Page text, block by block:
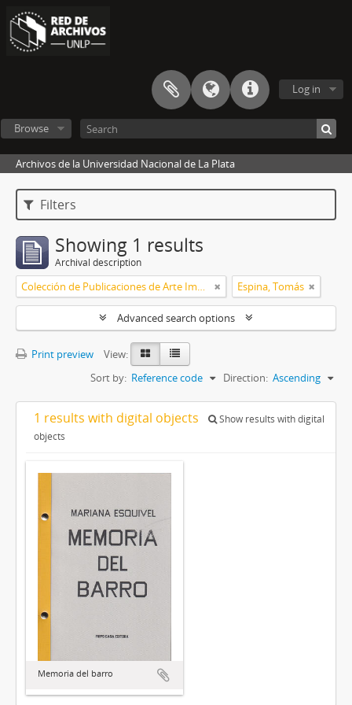
Log in
Browse
Archivos de la Universidad Nacional de La Plata
Filters
Showing 1 results
Archival description
Colección de Publicaciones de Arte Impreso Espina, Tomás
Advanced search options
Print preview
View:
Sort by: Reference code Direction: Ascending
1 results with digital objects
Show results with digital
objects
Memoria del barro